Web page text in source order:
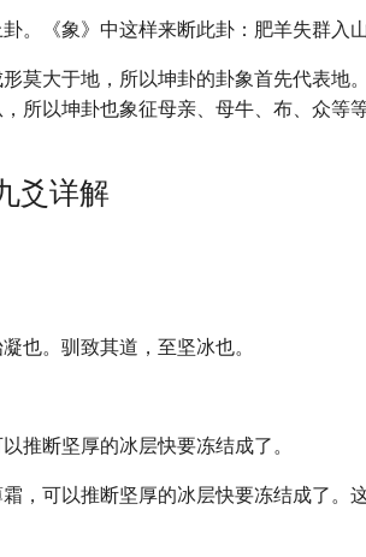
。《象》中这样来断此卦：肥羊失群入
莫大于地，所以坤卦的卦象首先代表
所以坤卦也象征母亲、母牛、布、众等
爻详解
也。驯致其道，至坚冰也。
推断坚厚的冰层快要冻结成了。
霜，可以推断坚厚的冰层快要冻结成了